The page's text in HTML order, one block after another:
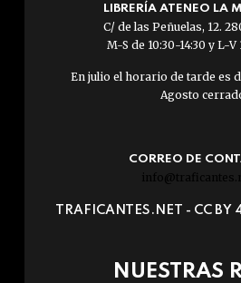
LIBRERÍA ATENEO LA
C/ de las Peñuelas, 12.
M-S de 10:30-14:30 y L-V
En julio el horario de tarde es
Agosto
CORREO DE
TRAFICANTES.NET - CC BY
NUESTRAS